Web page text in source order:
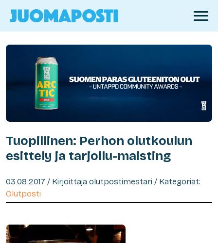
Tuopillinen: Perhon olutkoulun
esittely ja tarjoilu-maisting
03.08.2017 / Kirjoittaja olutpostimestari / Kategoriat:
Olutposti